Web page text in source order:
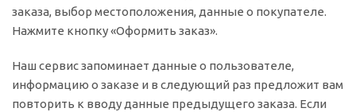
заказа, выбор местоположения, данные о покупателе.
Нажмите кнопку «Оформить заказ».
Наш сервис запоминает данные о пользователе,
информацию о заказе и в следующий раз предложит вам
повторить к вводу данные предыдущего заказа. Если